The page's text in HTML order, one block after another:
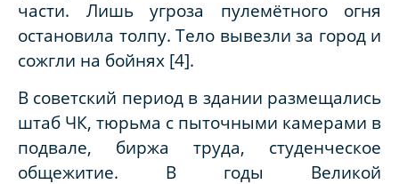
части. Лишь угроза пулемётного огня
остановила толпу. Тело вывезли за город и
сожгли на бойнях [4].
В советский период в здании размещались
штаб ЧК, тюрьма с пыточными камерами в
подвале, биржа труда, студенческое
общежитие. В годы Великой